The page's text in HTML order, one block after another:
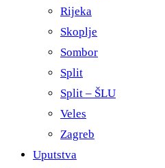
Rijeka
Skoplje
Sombor
Split
Split – ŠLU
Veles
Zagreb
Uputstva